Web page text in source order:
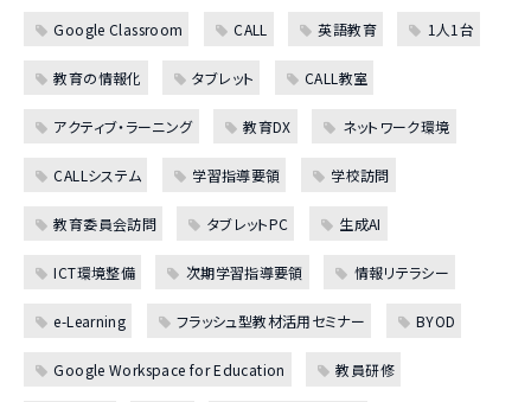
Google Classroom CALL 英語教育 1人1台
教育の情報化 タブレット CALL教室
アクティブ・ラーニング 教育DX ネットワーク環境
CALLシステム 学習指導要領 学校訪問
教育委員会訪問 タブレットPC 生成AI
ICT環境整備 次期学習指導要領 情報リテラシー
e-Learning フラッシュ型教材活用セミナー BYOD
Google Workspace for Education 教員研修